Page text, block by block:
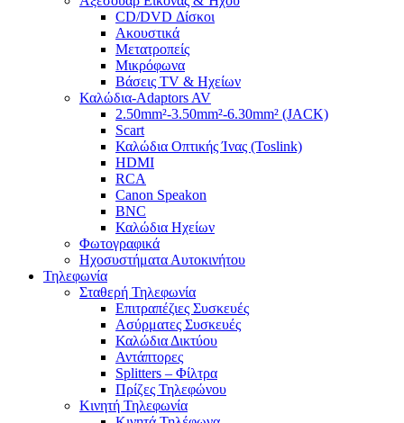
CD/DVD Δίσκοι
Ακουστικά
Μετατροπείς
Μικρόφωνα
Βάσεις TV & Ηχείων
Καλώδια-Adaptors AV
2.50mm²-3.50mm²-6.30mm² (JACK)
Scart
Καλώδια Οπτικής Ίνας (Toslink)
HDMI
RCA
Canon Speakon
BNC
Καλώδια Ηχείων
Φωτογραφικά
Ηχοσυστήματα Αυτοκινήτου
Τηλεφωνία
Σταθερή Τηλεφωνία
Επιτραπέζιες Συσκευές
Ασύρματες Συσκευές
Καλώδια Δικτύου
Αντάπτορες
Splitters – Φίλτρα
Πρίζες Τηλεφώνου
Κινητή Τηλεφωνία